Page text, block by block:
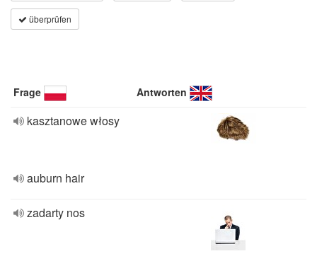
überprüfen
Frage Antworten
kasztanowe włosy
auburn hair
zadarty nos